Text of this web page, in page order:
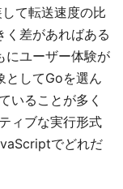
HTTPのボディ
-T == --upload-
の場合は指定され
下でもできま
いようにPUTに